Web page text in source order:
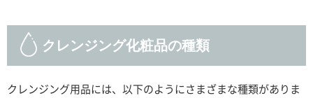
クレンジング化粧品の種類
クレンジング用品には、以下のようにさまざまな種類がありま